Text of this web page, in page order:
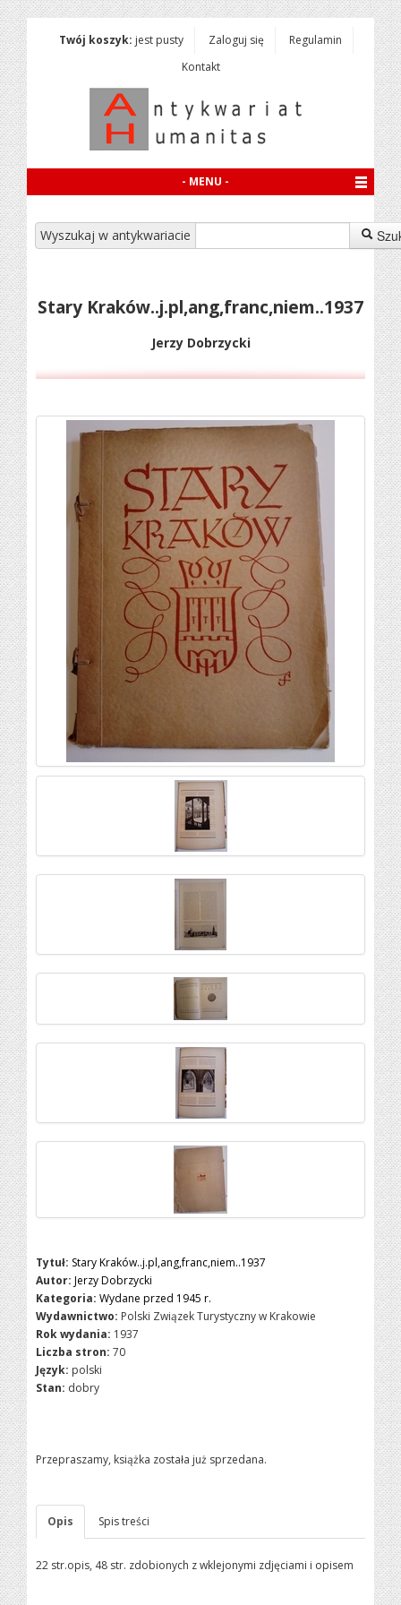
Twój koszyk: jest pusty Zaloguj się
Regulamin
Kontakt
- MENU -
Wyszukaj w antykwariacie
Stary Kraków..j.pl,ang,franc,niem..1937
Jerzy Dobrzycki
Tytuł: Stary Kraków..j.pl,ang,franc,niem..1937
Autor: Jerzy Dobrzycki
Kategoria: Wydane przed 1945 r.
Wydawnictwo: Polski Związek Turystyczny w Krakowie
Rok wydania: 1937
Liczba stron: 70
Język: polski
Stan: dobry
Przepraszamy, książka została już sprzedana.
Opis Spis treści
22 str.opis, 48 str. zdobionych z wklejonymi zdjęciami i opisem